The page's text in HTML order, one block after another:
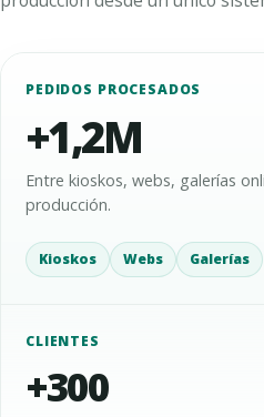
PEDIDOS PROCESADOS
+1,2M
Entre kioskos, webs, galerías
producción.
Kioskos Webs Galerías
CLIENTES
+300